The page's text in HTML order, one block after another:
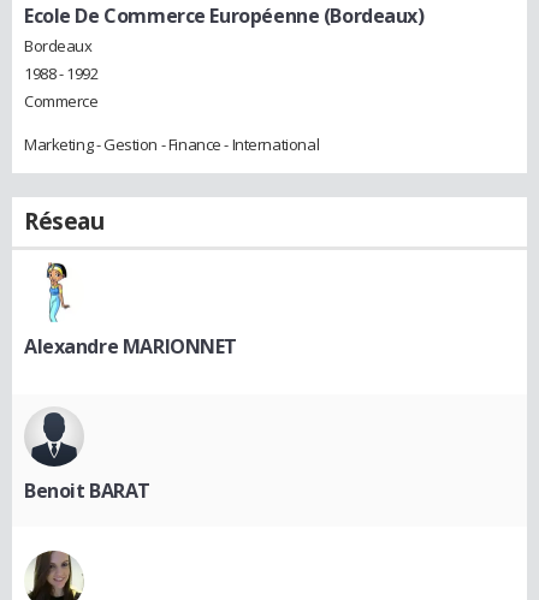
Ecole De Commerce Européenne (Bordeaux)
Bordeaux
1988 - 1992
Commerce
Marketing - Gestion - Finance - International
Réseau
Alexandre MARIONNET
Benoit BARAT